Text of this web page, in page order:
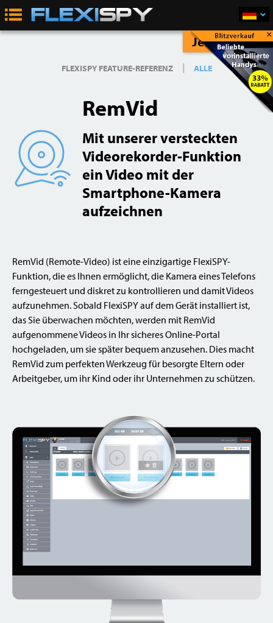
Jetzt Kaufen ×
FLEXISPY FEATURE-REFERENZ | ALLE
RemVid
Mit unserer versteckten
Videorekorder-Funktion
ein Video mit der
Smartphone-Kamera
aufzeichnen
RemVid (Remote-Video) ist eine einzigartige FlexiSPY-
Funktion, die es Ihnen ermöglicht, die Kamera eines Telefons
ferngesteuert und diskret zu kontrollieren und damit Videos
aufzunehmen. Sobald FlexiSPY auf dem Gerät installiert ist,
das Sie überwachen möchten, werden mit RemVid
aufgenommene Videos in Ihr sicheres Online-Portal
hochgeladen, um sie später bequem anzusehen. Dies macht
RemVid zum perfekten Werkzeug für besorgte Eltern oder
Arbeitgeber, um ihr Kind oder ihr Unternehmen zu schützen.